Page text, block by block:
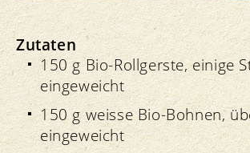
Zutaten
150 g Bio-Rollgerste, einige
eingeweicht
150 g weisse Bio-Bohnen,
eingeweicht